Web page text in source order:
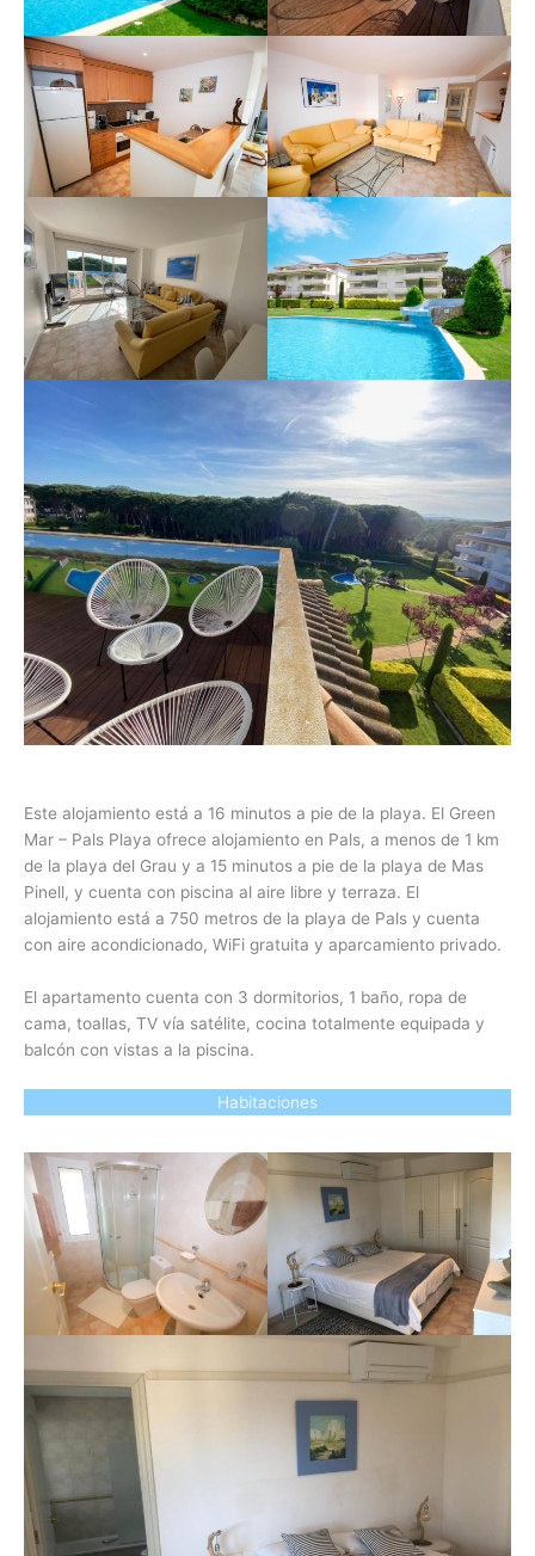
Este alojamiento está a 16 minutos a pie de la playa. El Green
Mar – Pals Playa ofrece alojamiento en Pals, a menos de 1 km
de la playa del Grau y a 15 minutos a pie de la playa de Mas
Pinell, y cuenta con piscina al aire libre y terraza. El
alojamiento está a 750 metros de la playa de Pals y cuenta
con aire acondicionado, WiFi gratuita y aparcamiento privado.
El apartamento cuenta con 3 dormitorios, 1 baño, ropa de
cama, toallas, TV vía satélite, cocina totalmente equipada y
balcón con vistas a la piscina.
Habitaciones